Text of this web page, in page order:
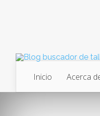
Inicio Acerca